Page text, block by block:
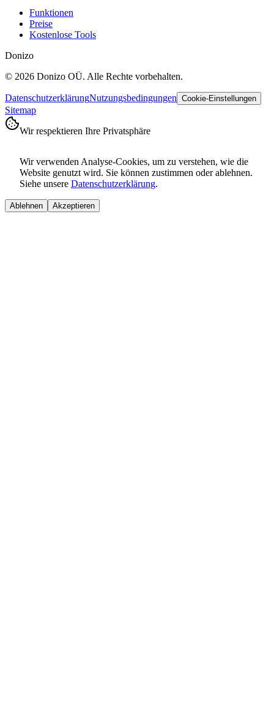
Funktionen
Preise
Kostenlose Tools
Donizo
© 2026 Donizo OÜ. Alle Rechte vorbehalten.
DatenschutzerklärungNutzungsbedingungen Cookie-Einstellungen
Sitemap
Wir respektieren Ihre Privatsphäre
Wir verwenden Analyse-Cookies, um zu verstehen, wie die
Website genutzt wird. Sie können zustimmen oder ablehnen.
Siehe unsere Datenschutzerklärung.
Ablehnen Akzeptieren